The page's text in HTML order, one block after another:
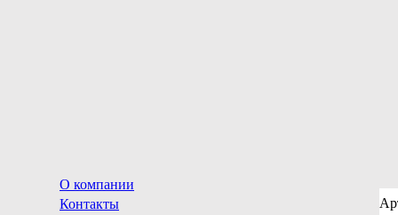
О компании
Контакты